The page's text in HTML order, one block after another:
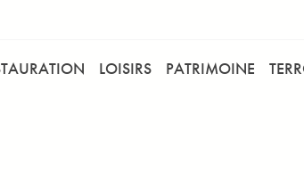
LOISIRS PATRIMOINE